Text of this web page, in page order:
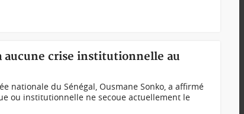
aucune crise institutionnelle au
nationale du Sénégal, Ousmane Sonko, a affirmé
ou institutionnelle ne secoue actuellement le